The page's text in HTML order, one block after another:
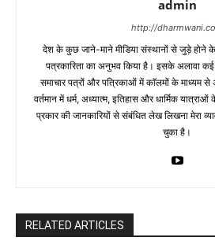
admin
http://
देश के कुछ जाने-माने मीडिया संस्थानों से जुड़े होने के
पत्रकारिता का अनुभव किया है। इसके अलावा कई
समाचार पत्रों और पत्रिकाओं में काॅलमों के माध्यम से
वर्तमान में धर्म, अध्यात्म, इतिहास और धार्मिक
प्रकार की जानकारियों से संबंधित लेख लिखना मेरा
चुका है।
RELATED ARTICLES